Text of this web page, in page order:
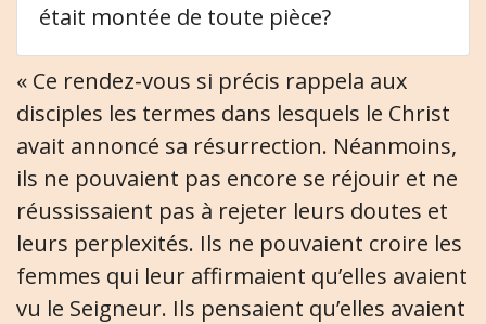
était montée de toute pièce?
« Ce rendez-vous si précis rappela aux
disciples les termes dans lesquels le Christ
avait annoncé sa résurrection. Néanmoins,
ils ne pouvaient pas encore se réjouir et ne
réussissaient pas à rejeter leurs doutes et
leurs perplexités. Ils ne pouvaient croire les
femmes qui leur affirmaient qu’elles avaient
vu le Seigneur. Ils pensaient qu’elles avaient